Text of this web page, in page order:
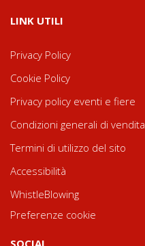
LINK UTILI
Privacy Policy
Cookie Policy
Privacy policy eventi e fiere
Condizioni generali di vendita
Termini di utilizzo del sito
Accessibilità
WhistleBlowing
Preferenze cookie